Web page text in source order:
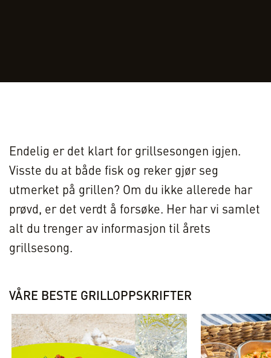
Endelig er det klart for grillsesongen igjen.
Visste du at både fisk og reker gjør seg
utmerket på grillen? Om du ikke allerede har
prøvd, er det verdt å forsøke. Her har vi samlet
alt du trenger av informasjon til årets
grillsesong.
VÅRE BESTE GRILLOPPSKRIFTER